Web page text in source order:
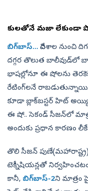
లీకులతోనే మజా లేకుండా
బిగ్‌బాస్‌... విదేశాల నుంచి
దగ్గర తొలుత బాలీవుడ్‌లో
భాషల్లోనూ ఈ షోలను
రేటింగ్‌లనే
కూడా బ్లాక్‌బస్టర్‌ హిట్‌
ఈ షో.. సెకండ్‌ సీజన్‌లో
అందుకు ప్రధాన కారణం
తొలి సీజన్‌
టెక్నీషియన్లతో
కానీ, బిగ్‌బాస్‌-2ని